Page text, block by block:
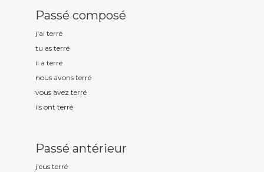
Passé composé
j'ai terré
tu as terré
il a terré
nous avons terré
vous avez terré
ils ont terré
Passé antérieur
j'eus terré